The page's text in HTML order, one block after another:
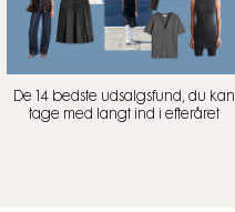
De 14 bedste udsalgsfund, du kan
tage med langt ind i efteråret